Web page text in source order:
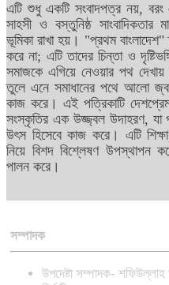
এটি শুধু একটি সংবাদপত্র নয়, বরং
সাহসী ও বস্তুনিষ্ঠ সাংবাদিকতার
ভূমিকা রাখা হয়। "প্রথম
করে না; এটি তাদের চিন্তা ও
সমাজকে এগিয়ে নেওয়ার পথ
তুলে এনে সমাধানের পথে আলো
কাজ করে। এই পত্রিকাটি
সংস্কৃতির এক উজ্জ্বল উদাহরণ, যা
উৎস হিসেবে কাজ করে। এটি
নিয়ে বিশদ বিশ্লেষণ উপস্থাপন
পালন করে।
সম্পাদক
উপদেষ্টা সম্পাদক-